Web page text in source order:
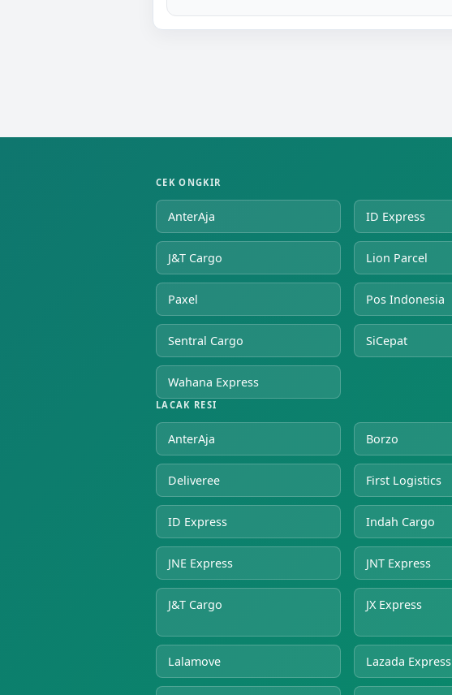
CEK ONGKIR
AnterAja ID Express
J&T Cargo Lion Parcel
Paxel Pos Indonesia
Sentral Cargo SiCepat
Wahana Express
LACAK RESI
AnterAja Borzo
Deliveree First Logistics
ID Express Indah Cargo
JNE Express JNT Express
J&T Cargo JX Express
Lalamove Lazada Express